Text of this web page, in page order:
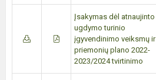
Įsakymas dėl atnaujinto
ugdymo turinio
įgyvendinimo veiksmų ir
priemonių plano 2022-
2023/2024 tvirtinimo